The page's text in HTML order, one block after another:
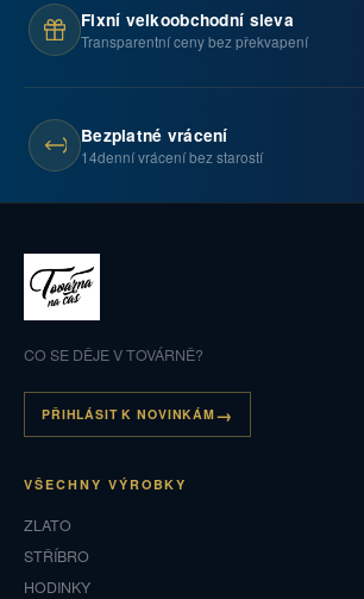
Fixní velkoobchodní sleva
Transparentní ceny bez překvapení
Bezplatné vrácení
14denní vrácení bez starostí
CO SE DĚJE V TOVÁRNĚ?
PŘIHLÁSIT K NOVINKÁM
VŠECHNY VÝROBKY
ZLATO
STŘÍBRO
HODINKY